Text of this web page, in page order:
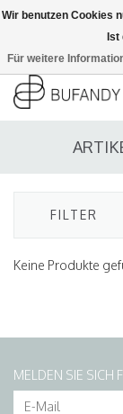
FILTER
Keine Produkte
MELDEN SIE SICH
Wir benutzen Cookies
Für weitere